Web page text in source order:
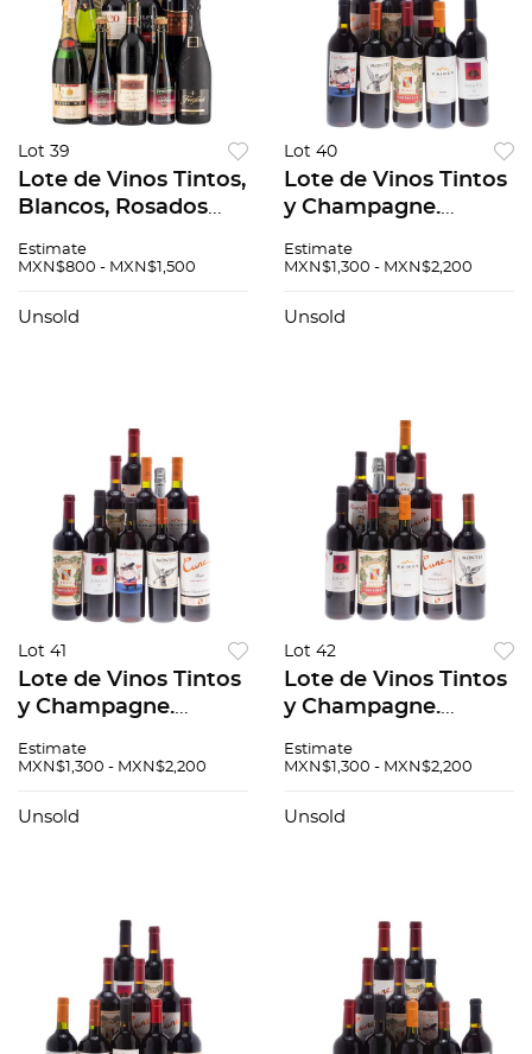
Lot 39
Lote de Vinos Tintos,
Blancos, Rosados
Generosos de
Chile, Estados
Estimate
MXN$800 - MXN$1,500
Unsold
Lot 40
Lote de Vinos Tintos
y Champagne.
Cune. Montes. En
200 ml. y 750 ml.
Estimate
MXN$1,300 - MXN$2,200
Unsold
Lot 41
Lote de Vinos Tintos
y Champagne.
Montes. Cune. En
200 ml. y 750 ml.
Estimate
MXN$1,300 - MXN$2,200
Unsold
Lot 42
Lote de Vinos Tintos
y Champagne.
Montes. Cune. En
200 ml. y 750 ml.
Estimate
MXN$1,300 - MXN$2,200
Unsold